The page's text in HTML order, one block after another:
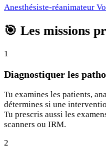
Anesthésiste-réanimateur
🎯 Les missions
1
Diagnostiquer les
Tu examines les patients,
détermines si une
Tu prescris aussi les
scanners ou IRM.
2